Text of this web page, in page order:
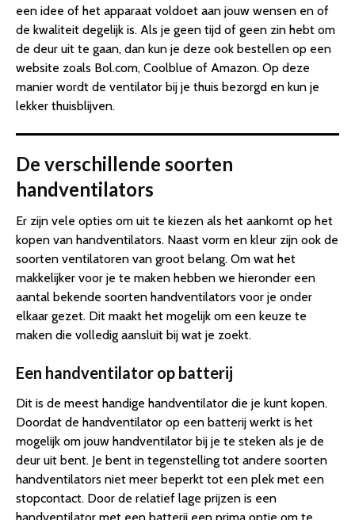
een idee of het apparaat voldoet aan jouw wensen en of
de kwaliteit degelijk is. Als je geen tijd of geen zin hebt om
de deur uit te gaan, dan kun je deze ook bestellen op een
website zoals Bol.com, Coolblue of Amazon. Op deze
manier wordt de ventilator bij je thuis bezorgd en kun je
lekker thuisblijven.
De verschillende soorten
handventilators
Er zijn vele opties om uit te kiezen als het aankomt op het
kopen van handventilators. Naast vorm en kleur zijn ook de
soorten ventilatoren van groot belang. Om wat het
makkelijker voor je te maken hebben we hieronder een
aantal bekende soorten handventilators voor je onder
elkaar gezet. Dit maakt het mogelijk om een keuze te
maken die volledig aansluit bij wat je zoekt.
Een handventilator op batterij
Dit is de meest handige handventilator die je kunt kopen.
Doordat de handventilator op een batterij werkt is het
mogelijk om jouw handventilator bij je te steken als je de
deur uit bent. Je bent in tegenstelling tot andere soorten
handventilators niet meer beperkt tot een plek met een
stopcontact. Door de relatief lage prijzen is een
handventilator met een batterij een prima optie om te